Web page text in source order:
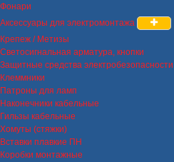
Фонари
Аксессуары для электромонтажа
Крепеж / Метизы
Светосигнальная арматура, кнопки
Защитные средства электробезопасности
Клеммники
Патроны для ламп
Наконечники кабельные
Гильзы кабельные
Хомуты (стяжки)
Вставки плавкие ПН
Коробки монтажные